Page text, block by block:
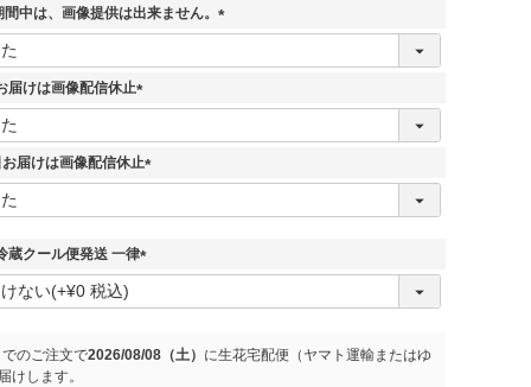
須
中は、画像提供は出来ません。
(
届けは画像配信休止
(
須
届けは画像配信休止
(
)
蔵クール便発送 一律
(
でのご注文で2026/08/08（土） に生花宅配便（ヤマト運輸またはゆ
けします。